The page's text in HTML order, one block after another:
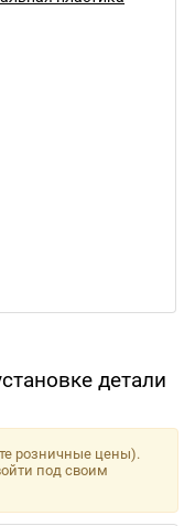
детали
розничные цены).
под своим